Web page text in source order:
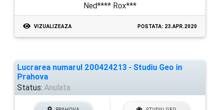
Ned**** Rox***
VIZUALIZEAZA POSTATA: 23.APR.2020
Lucrarea numarul 200424213 - Studiu Geo in
Prahova
Status: Anulata